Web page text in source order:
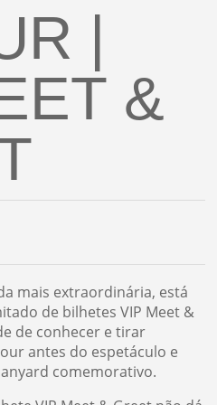
|
&
mais extraordinária, está
de bilhetes VIP Meet &
de conhecer e tirar
antes do espetáculo e
comemorativo.